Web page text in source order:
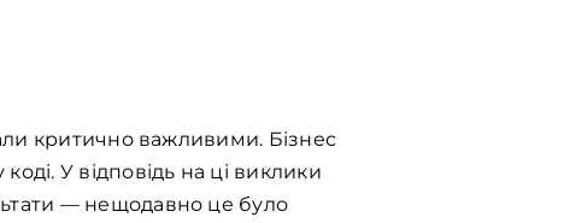
критично важливими. Бізнес
У відповідь на ці виклики
— нещодавно це було